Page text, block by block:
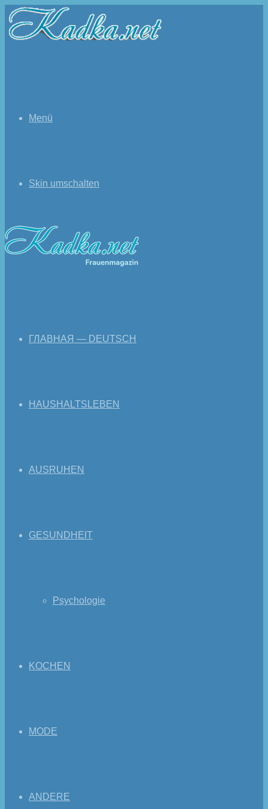
Menü
Skin umschalten
ГЛАВНАЯ — DEUTSCH
HAUSHALTSLEBEN
AUSRUHEN
GESUNDHEIT
Psychologie
KOCHEN
MODE
ANDERE